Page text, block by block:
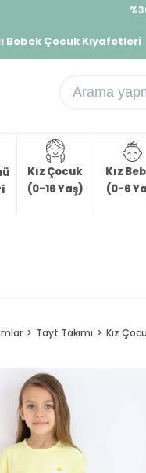
Bebek Çocuk Kıyafetleri
Kız Çocuk
(0-16 Yaş)
Kız
(0-6
Tayt Takımı Kız